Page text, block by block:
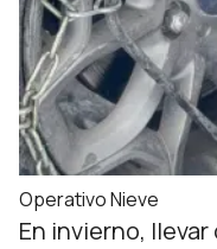
Operativo Nieve
En invierno,